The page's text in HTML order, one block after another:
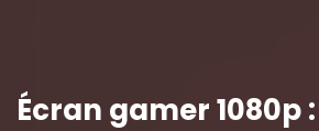
Écran gamer 1080p